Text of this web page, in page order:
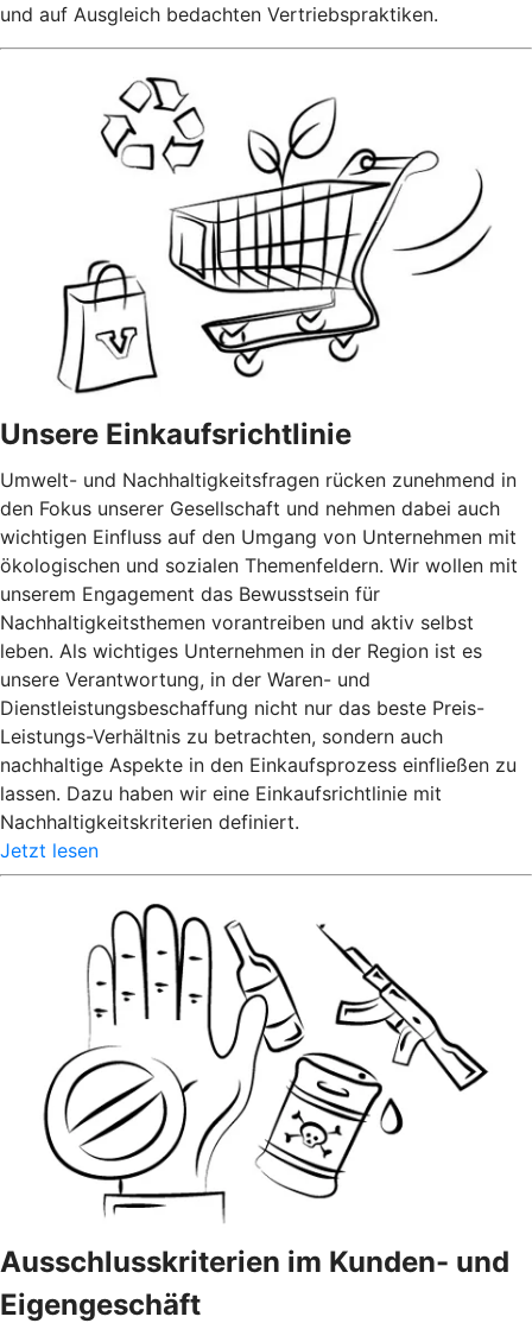
und auf Ausgleich bedachten Vertriebspraktiken.
Unsere Einkaufsrichtlinie
Umwelt- und Nachhaltigkeitsfragen rücken zunehmend in
den Fokus unserer Gesellschaft und nehmen dabei auch
wichtigen Einfluss auf den Umgang von Unternehmen mit
ökologischen und sozialen Themenfeldern. Wir wollen mit
unserem Engagement das Bewusstsein für
Nachhaltigkeitsthemen vorantreiben und aktiv selbst
leben. Als wichtiges Unternehmen in der Region ist es
unsere Verantwortung, in der Waren- und
Dienstleistungsbeschaffung nicht nur das beste Preis-
Leistungs-Verhältnis zu betrachten, sondern auch
nachhaltige Aspekte in den Einkaufsprozess einfließen zu
lassen. Dazu haben wir eine Einkaufsrichtlinie mit
Nachhaltigkeitskriterien definiert.
Jetzt lesen
Ausschlusskriterien im Kunden- und
Eigengeschäft